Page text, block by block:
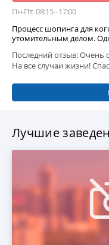
Пн-Пт: 08:15 - 17:00
Процесс шопинга для
утомительным делом.
Последний отзыв: Очень
На все случаи жизни!
Лучшие